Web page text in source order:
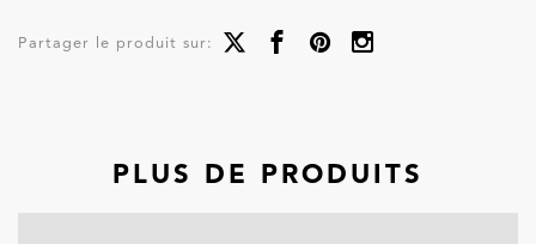
Partager le produit sur:
PLUS DE PRODUITS